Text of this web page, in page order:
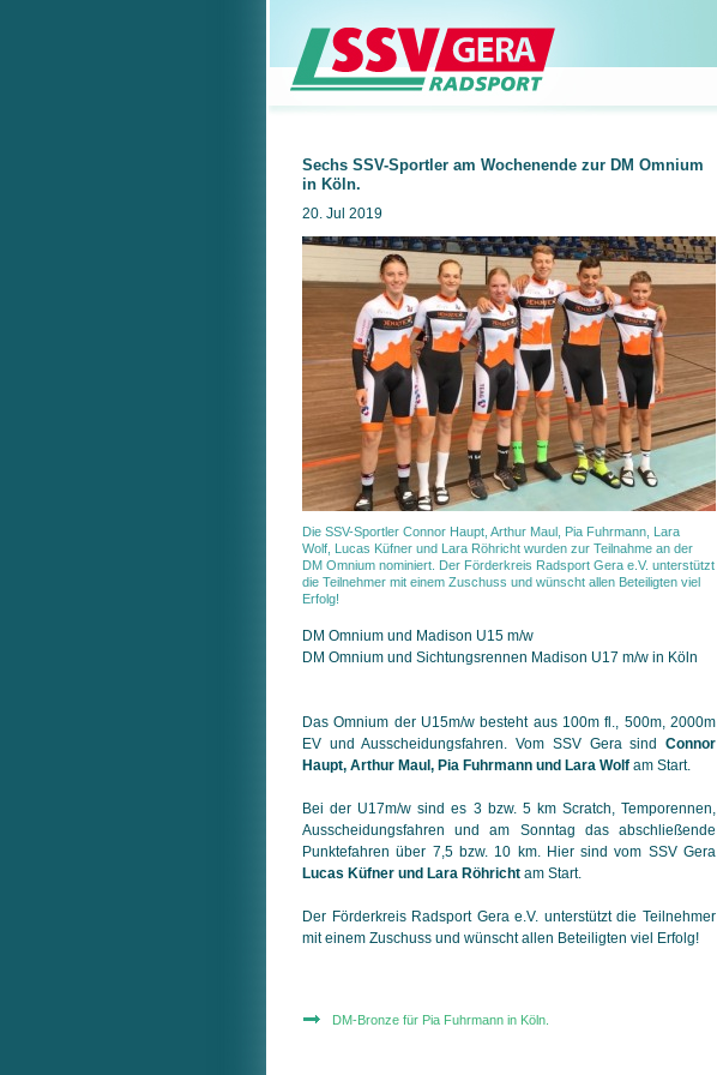
Sechs SSV-Sportler am Wochenende zur DM Omnium
in Köln.
20. Jul 2019
Die SSV-Sportler Connor Haupt, Arthur Maul, Pia Fuhrmann, Lara
Wolf, Lucas Küfner und Lara Röhricht wurden zur Teilnahme an der
DM Omnium nominiert. Der Förderkreis Radsport Gera e.V. unterstützt
die Teilnehmer mit einem Zuschuss und wünscht allen Beteiligten viel
Erfolg!
DM Omnium und Madison U15 m/w
DM Omnium und Sichtungsrennen Madison U17 m/w in Köln
Das Omnium der U15m/w besteht aus 100m fl., 500m, 2000m
EV und Ausscheidungsfahren. Vom SSV Gera sind Connor
Haupt, Arthur Maul, Pia Fuhrmann und Lara Wolf am Start.
Bei der U17m/w sind es 3 bzw. 5 km Scratch, Temporennen,
Ausscheidungsfahren und am Sonntag das abschließende
Punktefahren über 7,5 bzw. 10 km. Hier sind vom SSV Gera
Lucas Küfner und Lara Röhricht am Start.
Der Förderkreis Radsport Gera e.V. unterstützt die Teilnehmer
mit einem Zuschuss und wünscht allen Beteiligten viel Erfolg!
DM-Bronze für Pia Fuhrmann in Köln.